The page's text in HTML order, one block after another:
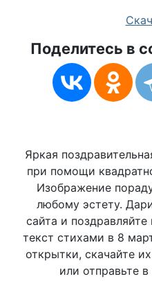
Поделитесь в
Яркая
при помощи
Изображение
любому эстету.
сайта и
текст стихами в 8
открытки, скачайте
или отправьте